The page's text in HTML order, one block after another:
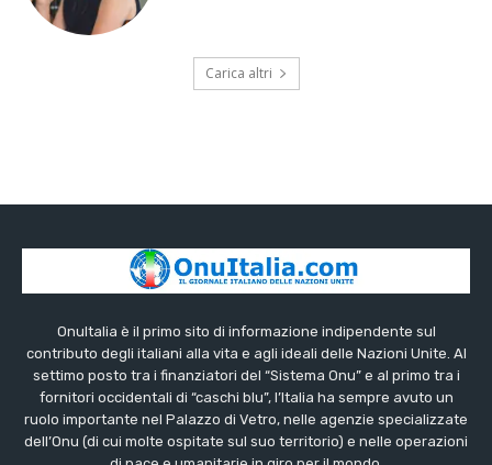
Carica altri
OnuItalia è il primo sito di informazione indipendente sul
contributo degli italiani alla vita e agli ideali delle Nazioni Unite. Al
settimo posto tra i finanziatori del “Sistema Onu” e al primo tra i
fornitori occidentali di “caschi blu”, l’Italia ha sempre avuto un
ruolo importante nel Palazzo di Vetro, nelle agenzie specializzate
dell’Onu (di cui molte ospitate sul suo territorio) e nelle operazioni